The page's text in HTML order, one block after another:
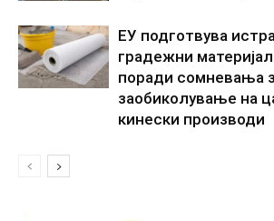
ЕУ подготвува
градежни
поради сомневања
заобиколување на
кинески производи